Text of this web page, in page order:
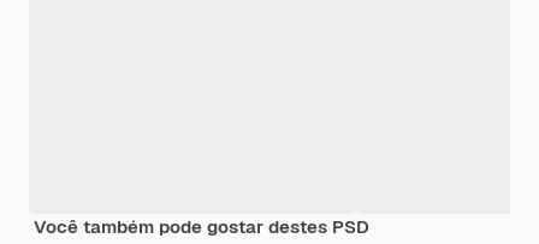
Você também pode gostar destes PSD